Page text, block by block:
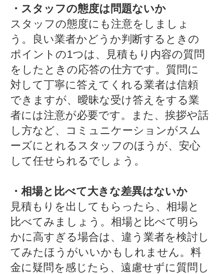
・スタッフの態度は問題ないか
スタッフの態度にも注意をしましょ
う。良い業者かどうか判断するときの
ポイントの1つは、見積もり内容の質問
をしたときの応答の仕方です。質問に
対して丁寧に答えてくれる業者は信頼
できますが、曖昧な受け答えをする業
者には注意が必要です。また、挨拶や話
し方など、コミュニケーションがスム
ーズにとれるスタッフのほうが、安心
して任せられるでしょう。
・相場と比べて大きな差異はないか
見積もりを出してもらったら、相場と
比べてみましょう。相場と比べて明ら
かに高すぎる場合は、違う業者を検討し
てみたほうがいいかもしれません。料
金に疑問を感じたら、遠慮せずに質問し